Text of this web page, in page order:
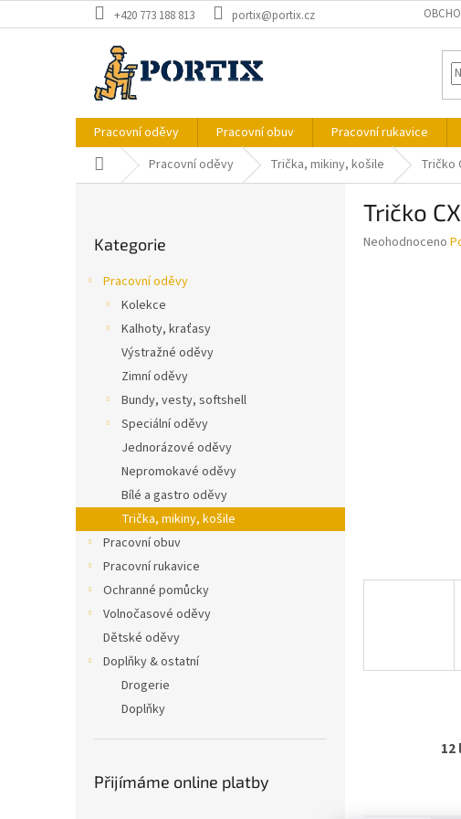
na
+420 773 188 813 portix@portix.cz
Pracovní oděvy Pracovní obuv Pracovní rukavice
Domů Pracovní oděvy Trička, mikiny, košile Tričko
kategorie
Kategorie
Pracovní oděvy
Kolekce
Kalhoty, kraťasy
Výstražné oděvy
Zimní oděvy
Bundy, vesty, softshell
Speciální oděvy
Jednorázové oděvy
Nepromokavé oděvy
Bílé a gastro oděvy
Trička, mikiny, košile
Pracovní obuv
Pracovní rukavice
Ochranné pomůcky
Volnočasové oděvy
Dětské oděvy
Doplňky & ostatní
Drogerie
Doplňky
Přijímáme online platby
Tričko
Průměrné
Neohodnoceno